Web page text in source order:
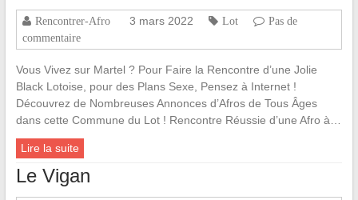
Rencontrer-Afro 3 mars 2022 Lot
Pas de
commentaire
Vous Vivez sur Martel ? Pour Faire la Rencontre d’une Jolie
Black Lotoise, pour des Plans Sexe, Pensez à Internet !
Découvrez de Nombreuses Annonces d’Afros de Tous Âges
dans cette Commune du Lot ! Rencontre Réussie d’une Afro à…
Lire la suite
Le Vigan